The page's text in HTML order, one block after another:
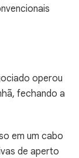
operou
fechando a
em um cabo
de aperto